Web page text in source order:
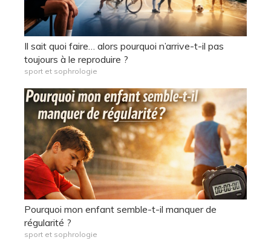
Il sait quoi faire… alors pourquoi n’arrive-t-il pas
toujours à le reproduire ?
sport et sophrologie
Pourquoi mon enfant semble-t-il manquer de
régularité ?
sport et sophrologie